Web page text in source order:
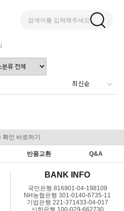
검색어를 입력해주세요
인 바로하기
반품교환 Q&A
BANK INFO
국민은행 816901-04-198109
NH농협은행 301-0140-6735-11
기업은행 221-371433-04-017
신한은행 100-029-662730